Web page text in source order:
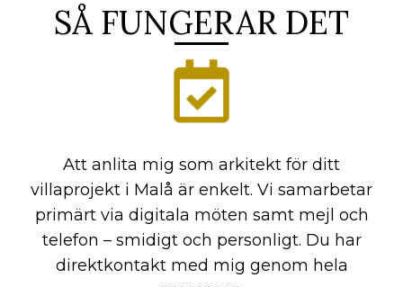
SÅ FUNGERAR DET
Att anlita mig som arkitekt för ditt
villaprojekt i Malå är enkelt. Vi samarbetar
primärt via digitala möten samt mejl och
telefon – smidigt och personligt. Du har
direktkontakt med mig genom hela